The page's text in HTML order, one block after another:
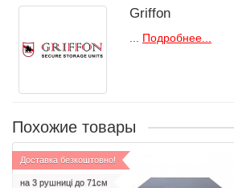
Griffon
Подробнее...
Похожие товары
Доставка безкоштовно!
на 3 рушниці до 71см